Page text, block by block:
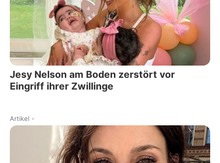
Jesy Nelson am Boden zerstört vor
Eingriff ihrer Zwillinge
Artikel -